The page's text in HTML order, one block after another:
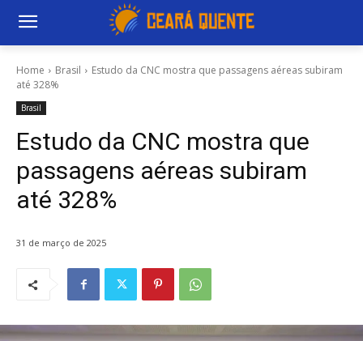
Home Brasil
Estudo da CNC mostra que passagens aéreas subiram
até 328%
Brasil
Estudo da CNC mostra que
passagens aéreas subiram
até 328%
31 de março de 2025